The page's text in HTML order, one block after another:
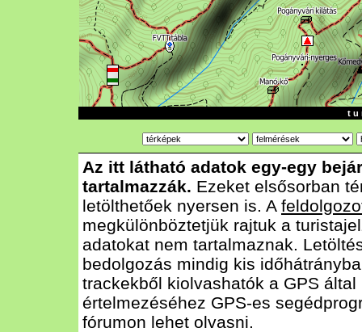
t u
Az itt látható adatok egy-egy
tartalmazzák. Ezeket elsősorban
letölthetőek nyersen is. A
megkülönböztetjük rajtuk a
adatokat nem tartalmaznak.
bedolgozás mindig kis
trackekből kiolvashatók a GPS
értelmezéséhez GPS-es
fórumon lehet olvasni.